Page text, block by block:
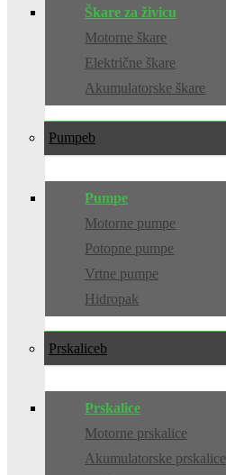
Škare za živicu
Motorne škare
Električne škare
Akumulatorske škare
Pumpe
Pumpe
Motorne pumpe
Potopne pumpe
Vrtne pumpe
Hidropak
Prskalice
Prskalice
Motorne prskalice
Akumulatorske prskalice